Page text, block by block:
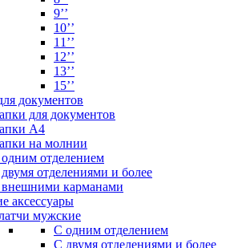
9’’
10’’
11’’
12’’
13’’
15’’
документов
для документов
А4
на молнии
отделением
отделениями и более
карманами
аксессуары
мужские
С одним отделением
С двумя отделениями и более